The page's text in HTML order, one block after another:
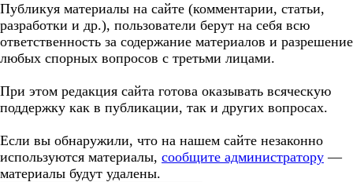
Публикуя материалы на сайте (комментарии, статьи,
разработки и др.), пользователи берут на себя всю
ответственность за содержание материалов и разрешение
любых спорных вопросов с третьми лицами.
При этом редакция сайта готова оказывать всяческую
поддержку как в публикации, так и других вопросах.
Если вы обнаружили, что на нашем сайте незаконно
используются материалы, сообщите администратору —
материалы будут удалены.